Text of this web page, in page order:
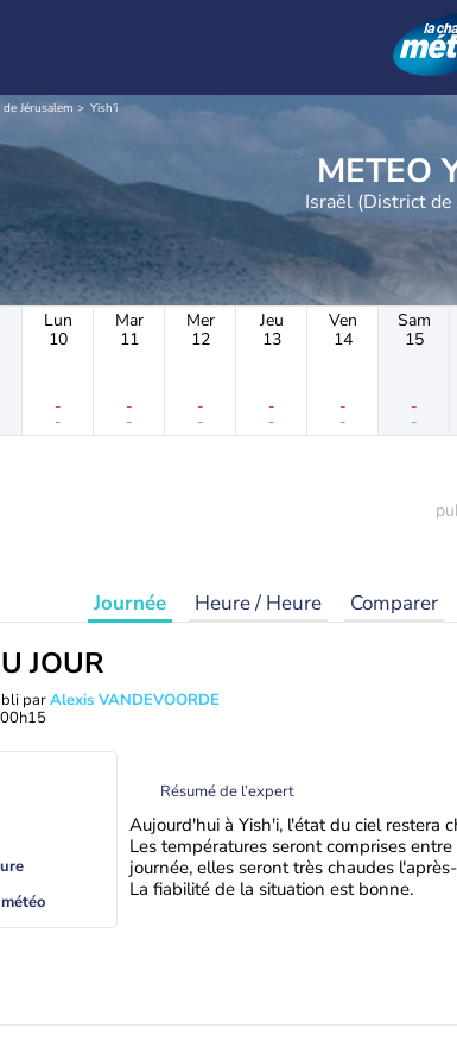
Jérusalem Yish'i
Israël (District de
Lun
10
-
-
Mar
11
-
-
Mer
12
-
-
Jeu
13
-
-
Ven
14
-
-
Sam
15
-
-
Journée Heure / Heure Comparer
JOUR
parAlexis VANDEVOORDE
00h15
Résumé de l’expert
Aujourd'hui à Yish'i, l'état du ciel restera
Les températures seront comprises
journée, elles seront très chaudes
La fiabilité de la situation est bonne.